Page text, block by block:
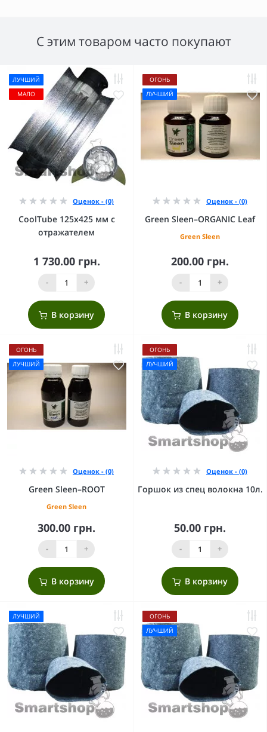
С этим товаром часто покупают
ЛУЧШИЙ
МАЛО
Оценок - (0)
CoolTube 125х425 мм с
отражателем
1 730.00 грн.
- +
В корзину
ОГОНЬ
ЛУЧШИЙ
Оценок - (0)
Green Sleen–ORGANIC Leaf
Green Sleen
200.00 грн.
- +
В корзину
ОГОНЬ
ЛУЧШИЙ
Оценок - (0)
Green Sleen–ROOT
Green Sleen
300.00 грн.
- +
В корзину
ОГОНЬ
ЛУЧШИЙ
Оценок - (0)
Горшок из спец волокна 10л.
50.00 грн.
- +
В корзину
ЛУЧШИЙ
ОГОНЬ
ЛУЧШИЙ